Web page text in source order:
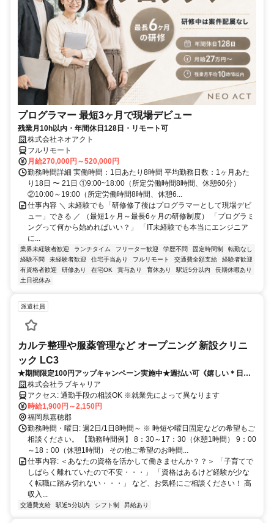
プログラマー 最短3ヶ月で現場デビュー
残業月10h以内・年間休日128日・リモート可
株式会社ネオアクト
フルリモート
月給270,000円～520,000円
勤務時間詳細 実働時間：1日あたり8時間 平均勤務日数：1ヶ月あた
り18日 〜 21日 ①9:00~18:00（所定労働時間8時間、休憩60分）
②10:00～19:00（所定労働時間8時間、休憩6...
仕事内容 ＼ 未経験でも「研修修了後はプログラマーとして現場デビ
ュー」できる ／ （最短1ヶ月～最長6ヶ月の研修制度） 「プログラミ
ングって何から始めればいい？」 「IT未経験でも本当にエンジニア
に...
業界未経験者歓迎 ランチタイム フリーター歓迎 学歴不問 固定時間制
転勤なし
経験不問
未経験者歓迎 住宅手当あり フルリモート 交通費全額支給
経験者歓迎
有資格者歓迎
研修あり 在宅OK 賞与あり 育休あり 駅近5分以内
長期休暇あり
土日祝休み
派遣社員
カルテ整理や服薬管理など オープニング 新設クリニ
ック LC3
★期間限定100円アップキャンペーン実施中★週払い可《嬉しい＊日勤
のみ・残業なしのクリニック》履歴書・来社不要/週2日～OKでプライベ
ートと両立♪
株式会社ラブキャリア
アクセス: 通勤手段の相談OK ※就業先によって異なります
時給1,900円～2,150円
福岡県嘉穂郡
勤務時間・曜日: 週2日/1日8時間～ ※ 時短や曜日固定などの希望もご
相談ください。 【勤務時間例】 8：30～17：30（休憩1時間） 9：00
～18：00（休憩1時間） その他ご希望のお時間...
仕事内容: ＜あなたの資格を活かして働きませんか？？＞ 「子育てで
しばらく離れていたので不安・・・」 「資格はあるけど経験が少な
く転職に踏み切れない・・・」 など、お気軽にご相談ください！ 高
収入...
交通費支給 駅近5分以内 シフト制 昇給あり